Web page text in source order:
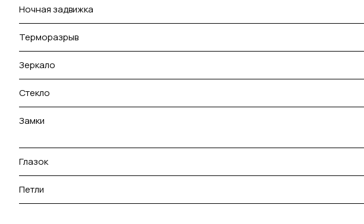
Ночная задвижка
Терморазрыв
Зеркало
Стекло
Замки
Глазок
Петли